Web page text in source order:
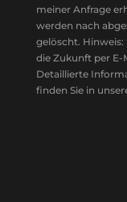
meiner Anfrage
werden nach
gelöscht.
die Zukunft per E-
Detaillierte
finden Sie in